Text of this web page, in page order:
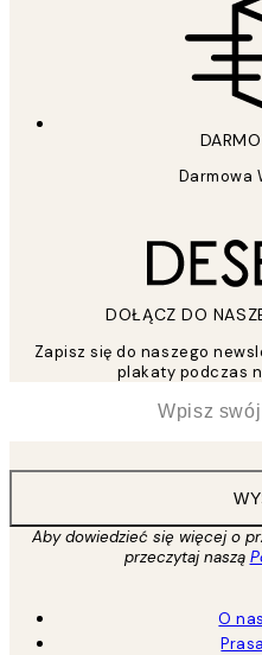
Darmowa
DOŁĄCZ DO
Zapisz się do naszego
plakaty podczas
Aby dowiedzieć się więcej o
przeczytaj naszą
O nas
Prasa